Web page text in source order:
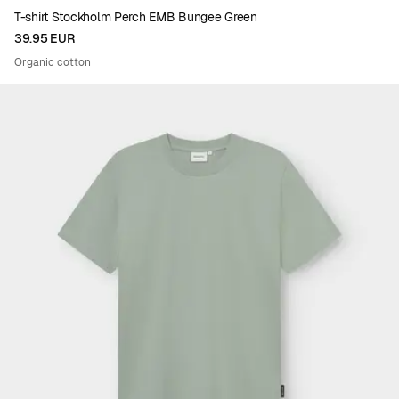
T-shirt Stockholm Perch EMB Bungee Green
39.95 EUR
Organic cotton